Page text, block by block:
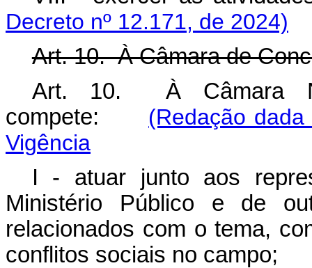
Decreto nº 12.171, de 2024)
Art. 10. À Câmara de
Art. 10. À Câmara
compete: (Redação
Vigência
I - atuar junto aos
Ministério Público e de
relacionados com o tema,
conflitos sociais no campo;